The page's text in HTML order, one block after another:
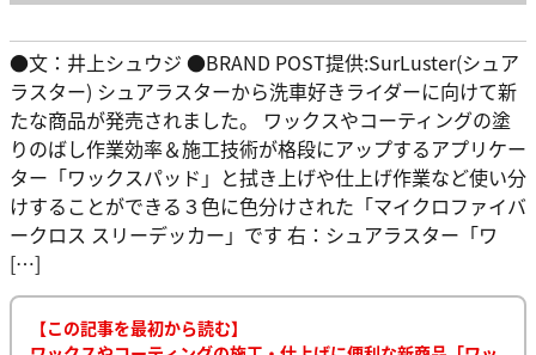
●文：井上シュウジ ●BRAND POST提供:SurLuster(シュア
ラスター) シュアラスターから洗車好きライダーに向けて新
たな商品が発売されました。 ワックスやコーティングの塗
りのばし作業効率＆施工技術が格段にアップするアプリケー
ター「ワックスパッド」と拭き上げや仕上げ作業など使い分
けすることができる３色に色分けされた「マイクロファイバ
ークロス スリーデッカー」です 右：シュアラスター「ワ
[…]
【この記事を最初から読む】